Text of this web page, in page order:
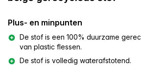
Plus- en minpunten
De stof is een 100% duurzame
van plastic flessen.
De stof is volledig waterafstotend.